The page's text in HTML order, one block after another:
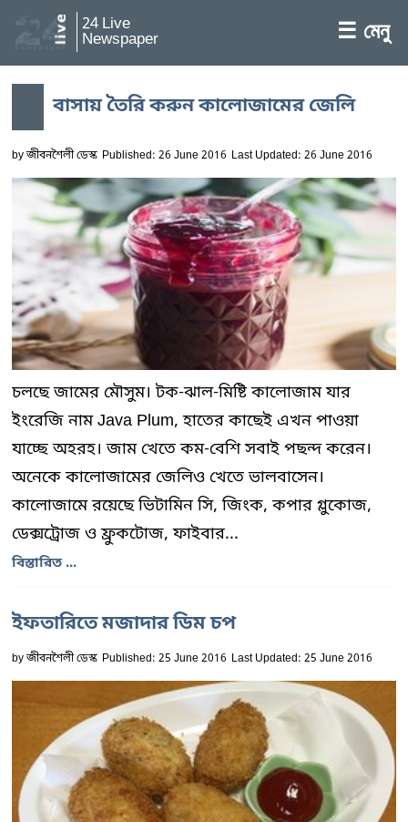
24 Live
Newspaper ☰ মেনু
বাসায় তৈরি করুন কালোজামের জেলি
byজীবনশৈলী ডেস্ক Published: 26 June 2016 Last Updated: 26 June 2016
চলছে জামের মৌসুম। টক-ঝাল-মিষ্টি কালোজাম যার
ইংরেজি নাম Java Plum, হাতের কাছেই এখন পাওয়া
যাচ্ছে অহরহ। জাম খেতে কম-বেশি সবাই পছন্দ করেন।
অনেকে কালোজামের জেলিও খেতে ভালবাসেন।
কালোজামে রয়েছে ভিটামিন সি, জিংক, কপার গ্লুকোজ,
ডেক্সট্রোজ ও ফ্রুকটোজ, ফাইবার...
বিস্তারিত ...
ইফতারিতে মজাদার ডিম চপ
byজীবনশৈলী ডেস্ক Published: 25 June 2016 Last Updated: 25 June 2016